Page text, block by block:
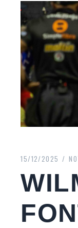
15/12/2025